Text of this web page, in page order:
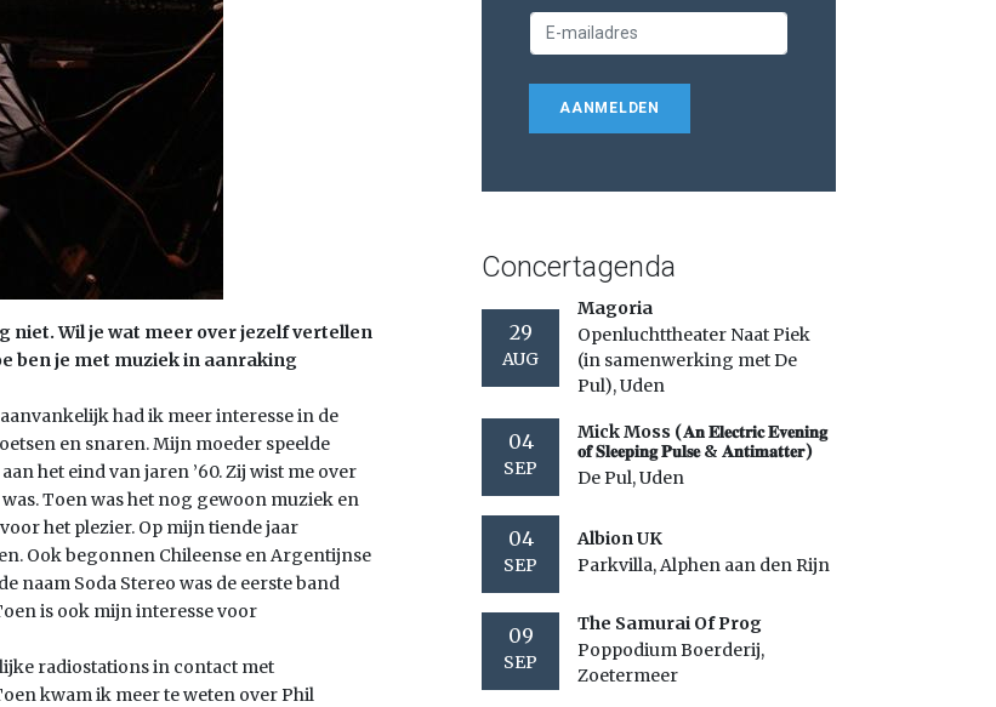
niet. Wil je wat meer over jezelf vertellen
ben je met muziek in aanraking
had ik meer interesse in de
en snaren. Mijn moeder speelde
het eind van jaren ’60. Zij wist me over
Toen was het nog gewoon muziek en
het plezier. Op mijn tiende jaar
Ook begonnen Chileense en Argentijnse
naam Soda Stereo was de eerste band
is ook mijn interesse voor
radiostations in contact met
kwam ik meer te weten over Phil
AANMELDEN
Concertagenda
29
AUG
Magoria
Openluchttheater Naat Piek
(in samenwerking met De
Pul), Uden
04
SEP
Mick Moss (𝐀𝐧 𝐄𝐥𝐞𝐜𝐭𝐫𝐢𝐜 𝐄𝐯𝐞𝐧𝐢𝐧𝐠
𝐨𝐟 𝐒𝐥𝐞𝐞𝐩𝐢𝐧𝐠 𝐏𝐮𝐥𝐬𝐞 & 𝐀𝐧𝐭𝐢𝐦𝐚𝐭𝐭𝐞𝐫)
De Pul, Uden
04
SEP
Albion UK
Parkvilla, Alphen aan den Rijn
09
SEP
The Samurai Of Prog
Poppodium Boerderij,
Zoetermeer